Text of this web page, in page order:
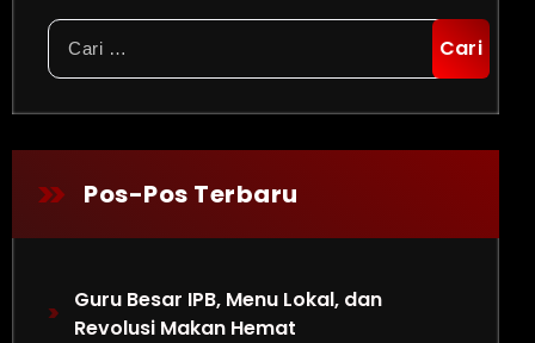
Cari
untuk:
Pos-Pos Terbaru
Guru Besar IPB, Menu Lokal, dan
Revolusi Makan Hemat